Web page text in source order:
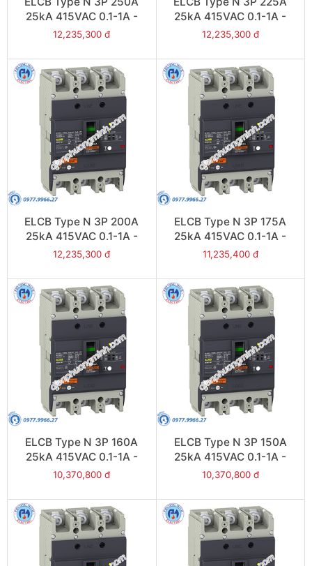
25kA 415VAC 0.1-1A -
Model EZCV250N3250
12,235,300 đ
25kA 415VAC 0.1-1A -
Model EZCV250N3225
12,235,300 đ
ELCB Type N 3P 200A
25kA 415VAC 0.1-1A -
Model EZCV250N3200
12,235,300 đ
ELCB Type N 3P 175A
25kA 415VAC 0.1-1A -
Model EZCV250N3175
11,235,400 đ
ELCB Type N 3P 160A
25kA 415VAC 0.1-1A -
Model EZCV250N3160
10,370,800 đ
ELCB Type N 3P 150A
25kA 415VAC 0.1-1A -
Model EZCV250N3150
10,370,800 đ